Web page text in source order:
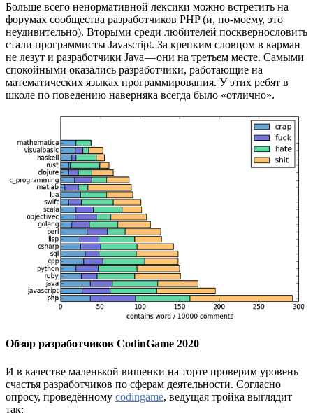
Больше всего ненормативной лексики можно встретить на
форумах сообщества разработчиков PHP (и, по-моему, это
неудивительно). Вторыми среди любителей посквернословить
стали программисты Javascript. За крепким словцом в карман
не лезут и разработчики Java — они на третьем месте. Самыми
спокойными оказались разработчики, работающие на
математических языках программирования. У этих ребят в
школе по поведению наверняка всегда было «отлично».
Обзор разработчиков CodinGame 2020
И в качестве маленькой вишенки на торте проверим уровень
счастья разработчиков по сферам деятельности. Согласно
опросу, проведённому codingame, ведущая тройка выглядит
так: